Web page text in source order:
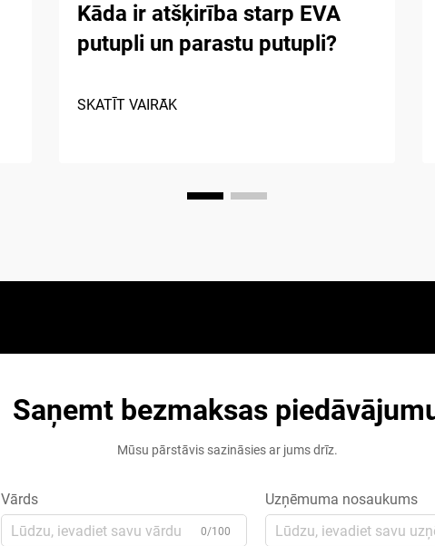
Kāda ir atšķirība starp EVA
putupli un parastu putupli?
SKATĪT VAIRĀK
Saņemt bezmaksas
Mūsu pārstāvis sazināsies ar jums drīz.
Vārds
0/100
Uzņēmuma nosaukums